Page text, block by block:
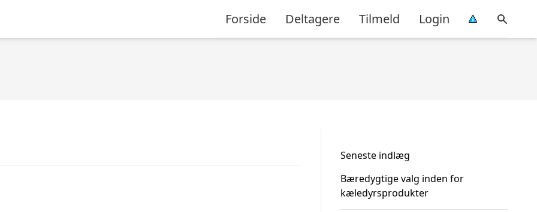
Forside Deltagere Tilmeld Login
Seneste indlæg
Bæredygtige valg inden for
kæledyrsprodukter